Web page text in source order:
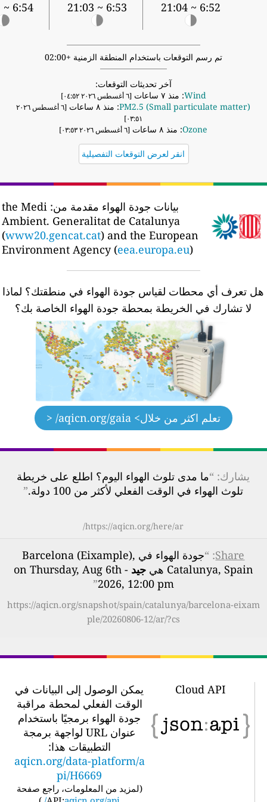
6:52 ~ 21:04
6:53 ~ 21:03
6:54 ~ 21:02
تم رسم التوقعات باستخدام المنطقة الزمنية +02:00
آخر تحديثات التوقعات:
Wind: منذ ٧ ساعات
PM2.5 (Small particulate matter): منذ ٨ ساعات
[٦ أغسطس ٢٠٢٦
٠٣:٥١]
Ozone: منذ ٨ ساعات [٦ أغسطس ٢٠٢٦ ٠٣:٥٣]
انقر لعرض التوقعات التفصيلية
بيانات جودة الهواء مقدمة من: the Medi
Ambient. Generalitat de Catalunya
(www20.gencat.cat) and the European
Environment Agency (eea.europa.eu)
هل تعرف أي محطات لقياس جودة الهواء في منطقتك؟ لماذا
لا تشارك في الخريطة بمحطة جودة الهواء الخاصة بك؟
تعلم اكثر من خلال > aqicn.org/gaia/ <
يشارك: “ما مدى تلوث الهواء اليوم؟ اطلع على خريطة
تلوث الهواء في الوقت الفعلي لأكثر من 100 دولة.
”
https://aqicn.org/here/ar/
Share
: “
جودة الهواء في Barcelona (Eixample),
Catalunya, Spain هي
جيد
- on Thursday, Aug 6th
2026, 12:00 pm
”
https://aqicn.org/snapshot/spain/catalunya/barcelona-eixam
ple/20260806-12/ar/?cs
Cloud API
يمكن الوصول إلى البيانات في
الوقت الفعلي لمحطة مراقبة
جودة الهواء برمجيًا باستخدام
عنوان URL لواجهة برمجة
التطبيقات هذا:
aqicn.org/data-platform/a
pi/H6669
لمزيد من المعلومات، راجع صفحة